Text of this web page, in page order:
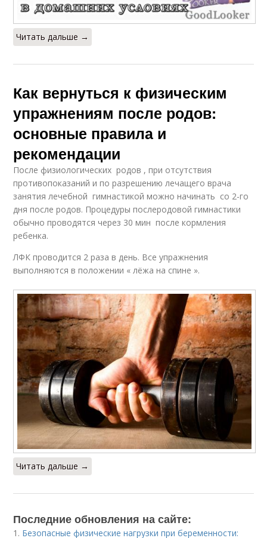
Читать дальше →
Как вернуться к физическим
упражнениям после родов:
основные правила и
рекомендации
После физиологических родов , при отсутствия
противопоказаний и по разрешению лечащего врача
занятия лечебной гимнастикой можно начи­нать со 2-го
дня после родов. Процедуры послеродовой гимнас­тики
обычно проводятся через 30 мин после кормления
ребенка.
ЛФК проводится 2 раза в день. Все упражнения
выполняются в положении « лёжа на спине ».
Читать дальше →
Последние обновления на сайте:
1. Безопасные физические нагрузки при беременности: